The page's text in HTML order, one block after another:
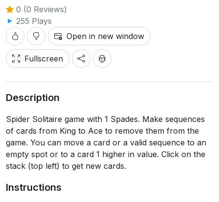
0 (0 Reviews)
255 Plays
Open in new window
Fullscreen
Description
Spider Solitaire game with 1 Spades. Make sequences
of cards from King to Ace to remove them from the
game. You can move a card or a valid sequence to an
empty spot or to a card 1 higher in value. Click on the
stack (top left) to get new cards.
Instructions